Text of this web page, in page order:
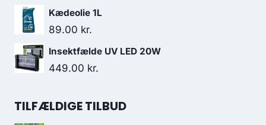
Kædeolie 1L
89.00 kr.
Insektfælde UV LED 20W
449.00 kr.
TILFÆLDIGE TILBUD